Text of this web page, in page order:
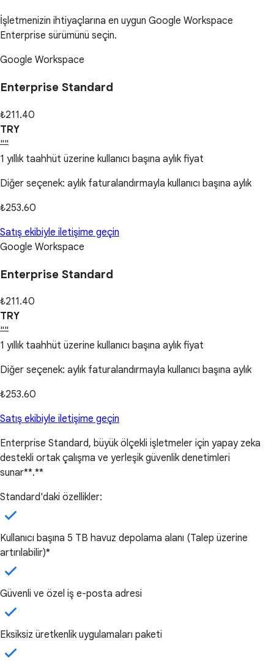
İşletmenizin ihtiyaçlarına en uygun Google Workspace
Enterprise sürümünü seçin.
Google Workspace
Enterprise Standard
₺211.40
TRY
""
1 yıllık taahhüt üzerine kullanıcı başına aylık fiyat
Diğer seçenek: aylık faturalandırmayla kullanıcı başına aylık
₺253.60
Satış ekibiyle iletişime geçin
Google Workspace
Enterprise Standard
₺211.40
TRY
""
1 yıllık taahhüt üzerine kullanıcı başına aylık fiyat
Diğer seçenek: aylık faturalandırmayla kullanıcı başına aylık
₺253.60
Satış ekibiyle iletişime geçin
Enterprise Standard, büyük ölçekli işletmeler için yapay zeka
destekli ortak çalışma ve yerleşik güvenlik denetimleri
sunar**.**
Standard'daki özellikler:
Kullanıcı başına 5 TB havuz depolama alanı (Talep üzerine
artırılabilir)*
Güvenli ve özel iş e-posta adresi
Eksiksiz üretkenlik uygulamaları paketi